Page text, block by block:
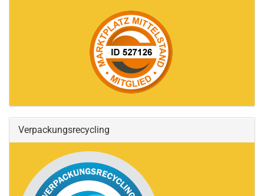
Verpackungsrecycling